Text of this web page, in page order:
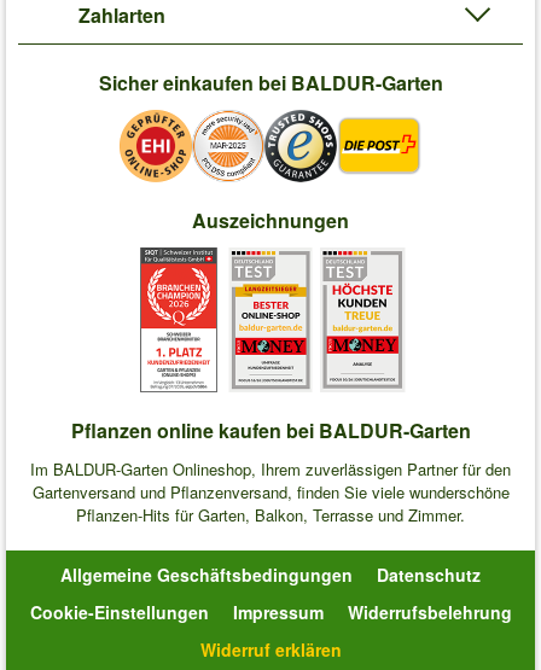
Zahlarten
Sicher einkaufen bei BALDUR-Garten
Auszeichnungen
Pflanzen online kaufen bei BALDUR-Garten
Im BALDUR-Garten Onlineshop, Ihrem zuverlässigen Partner für den
Gartenversand und Pflanzenversand, finden Sie viele wunderschöne
Pflanzen-Hits für Garten, Balkon, Terrasse und Zimmer.
Allgemeine Geschäftsbedingungen
Datenschutz
Cookie-Einstellungen
Impressum
Widerrufsbelehrung
Widerruf erklären